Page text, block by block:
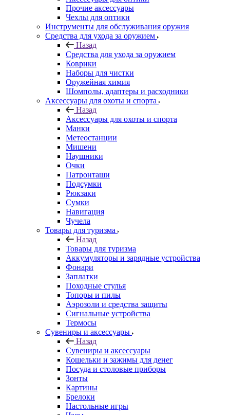
Прочие аксессуары
Чехлы для оптики
Инструменты для обслуживания оружия
Средства для ухода за оружием
Назад
Средства для ухода за оружием
Коврики
Наборы для чистки
Оружейная химия
Шомполы, адаптеры и расходники
Аксессуары для охоты и спорта
Назад
Аксессуары для охоты и спорта
Манки
Метеостанции
Мишени
Наушники
Очки
Патронташи
Подсумки
Рюкзаки
Сумки
Навигация
Чучела
Товары для туризма
Назад
Товары для туризма
Аккумуляторы и зарядные устройства
Фонари
Заплатки
Походные стулья
Топоры и пилы
Аэрозоли и средства защиты
Сигнальные устройства
Термосы
Сувениры и аксессуары
Назад
Сувениры и аксессуары
Кошельки и зажимы для денег
Посуда и столовые приборы
Зонты
Картины
Брелоки
Настольные игры